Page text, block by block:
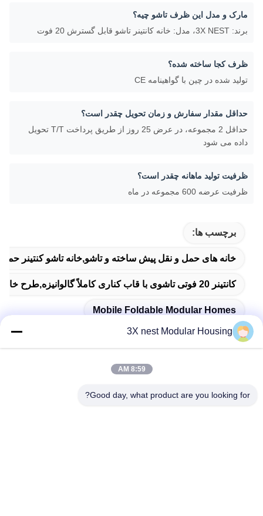
مارک و مدل این ظرف تاشو چیه؟
برند: 3X NEST، مدل: خانه کانتینر تاشو قابل گسترش 20 فوت
ظرف کجا ساخته شده؟
تولید شده در چین با گواهینامه CE
حداقل مقدار سفارش و زمان تحویل چقدر است؟
حداقل 2 مجموعه، در عرض 25 روز از طریق پرداخت T/T تحویل
داده می شود
ظرفیت تولید ماهانه چقدر است؟
ظرفیت عرضه 600 مجموعه در ماه
برچسب ها:
خانه های حمل و نقل پیش ساخته و تاشو,خانه تاشو کنتینر حمل
کانتینر 20 فوتی تاشوی با قاب کناری کاملاً گالوانیزه,طرح خانه قابل تنظیم خانه کانتینر پیش ساخته,18mm ضخامت ضد آتش سیمنتی فیبر کف قاب قابل انعطاف خانه
Mobile Foldable Modular Homes
3X nest Modular Housing
8:59 AM
Good day, what product are you looking for?